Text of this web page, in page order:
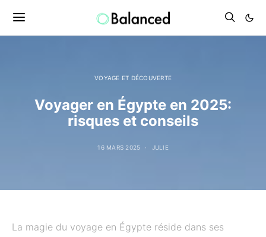
VOYAGE ET DÉCOUVERTE
Voyager en Égypte en 2025:
risques et conseils
16 MARS 2025 JULIE
La magie du voyage en Égypte réside dans ses